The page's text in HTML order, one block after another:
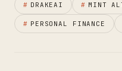
# DRAKEAI # MINT
# PERSONAL FINANCE